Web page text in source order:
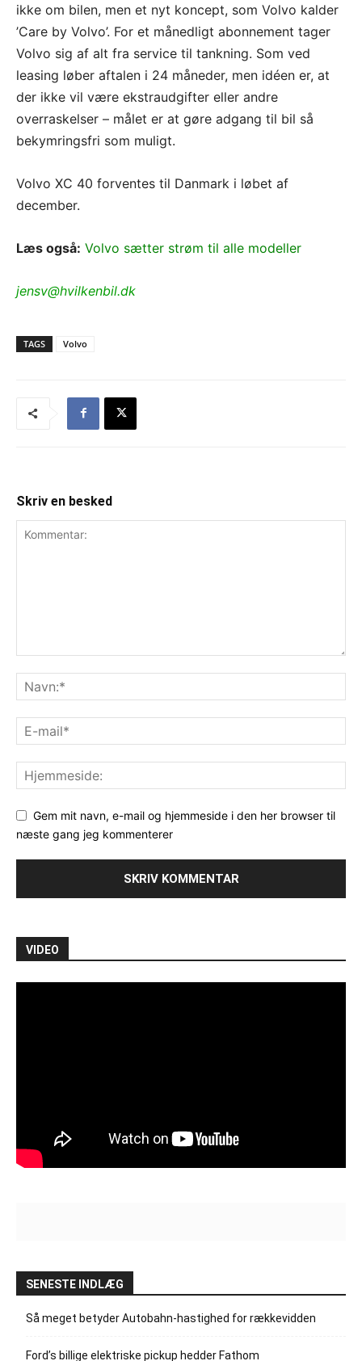
ikke om bilen, men et nyt koncept, som Volvo kalder
’Care by Volvo’. For et månedligt abonnement tager
Volvo sig af alt fra service til tankning. Som ved
leasing løber aftalen i 24 måneder, men idéen er, at
der ikke vil være ekstraudgifter eller andre
overraskelser – målet er at gøre adgang til bil så
bekymringsfri som muligt.
Volvo XC 40 forventes til Danmark i løbet af
december.
Læs også: Volvo sætter strøm til alle modeller
jensv@hvilkenbil.dk
TAGS Volvo
Skriv en besked
Gem mit navn, e-mail og hjemmeside i den her browser til
næste gang jeg kommenterer
VIDEO
SENESTE INDLÆG
Så meget betyder Autobahn-hastighed for rækkevidden
Ford’s billige elektriske pickup hedder Fathom